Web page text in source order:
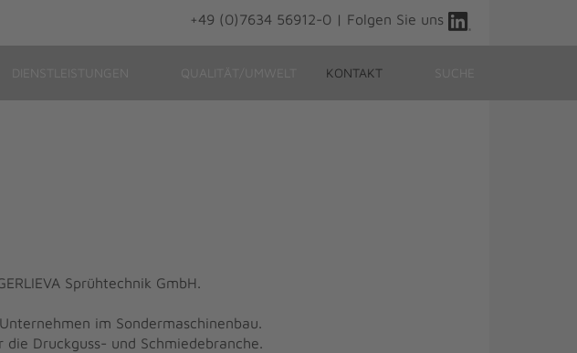
+49 (0)7634 56912-0 | Folgen Sie uns
KONTAKT
Sprühtechnik GmbH.
im Sondermaschinenbau.
Druckguss- und Schmiedebranche.